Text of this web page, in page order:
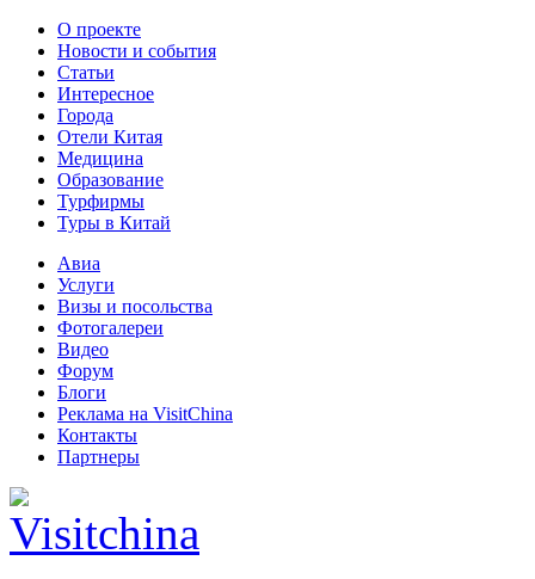
О проекте
Новости и события
Статьи
Интересное
Города
Отели Китая
Медицина
Образование
Турфирмы
Туры в Китай
Авиа
Услуги
Визы и посольства
Фотогалереи
Видео
Форум
Блоги
Реклама на VisitChina
Контакты
Партнеры